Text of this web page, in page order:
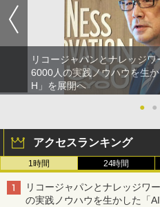
リコージャパンとナレッジ
6000人の実践ノウハウを生
H」を展開へ
●
●
アクセスランキング
1時間 24時間
リコージャパンとナレッジワ
の実践ノウハウを生かした「